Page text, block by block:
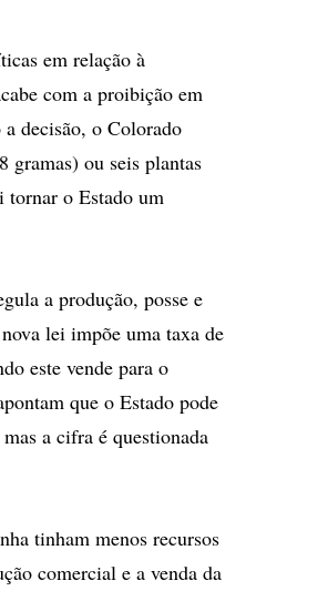
em relação à
com a proibição em
decisão, o Colorado
gramas) ou seis plantas
tornar o Estado um
a produção, posse e
lei impõe uma taxa de
este vende para o
que o Estado pode
a cifra é questionada
tinham menos recursos
comercial e a venda da